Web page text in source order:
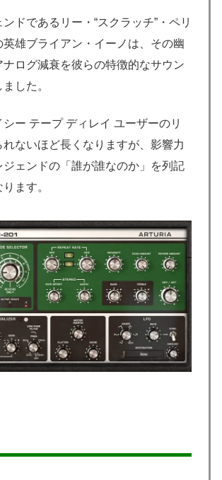
ドであるリー・“スクラッチ”・ペリ
英雄ブライアン・イーノは、その幽
ナログ減衰を彼らの特徴的なサウン
した。
ー テープ ディレイ ユーザーのリ
れないほど長くなりますが、影響力
ジェンドの「誰が誰なのか」を列記
ます。